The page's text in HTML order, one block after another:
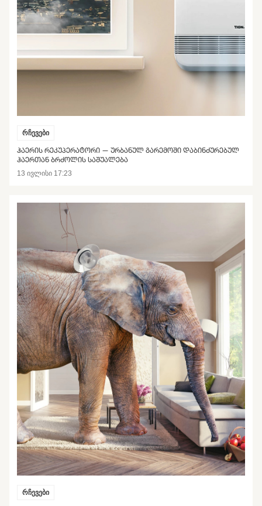
რჩევები
ᲰᲐᲔᲠᲘᲡ ᲠᲔᲙᲣᲞᲔᲠᲐᲢᲝᲠᲘ — ᲣᲠᲑᲐᲜᲣᲚ ᲒᲐᲠᲔᲛᲝᲨᲘ ᲓᲐᲑᲘᲜᲫᲣᲠᲔᲑᲣᲚ
ᲰᲐᲔᲠᲗᲐᲜ ᲑᲠᲫᲝᲚᲘᲡ ᲡᲐᲨᲣᲐᲚᲔᲑᲐ
13 ივლისი 17:23
რჩევები